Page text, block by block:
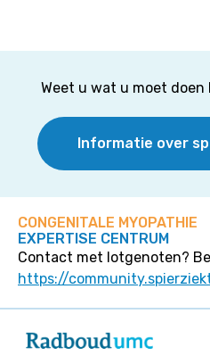
Weet u wat u moet doen
Informatie over
CONGENITALE MYOPATHIE
EXPERTISE CENTRUM
Contact met lotgenoten?
https://